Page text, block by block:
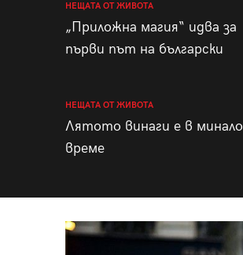
НЕЩАТА ОТ ЖИВОТА
„Приложна магия“ идва за
първи път на български
НЕЩАТА ОТ ЖИВОТА
Лятото винаги е в минало
време